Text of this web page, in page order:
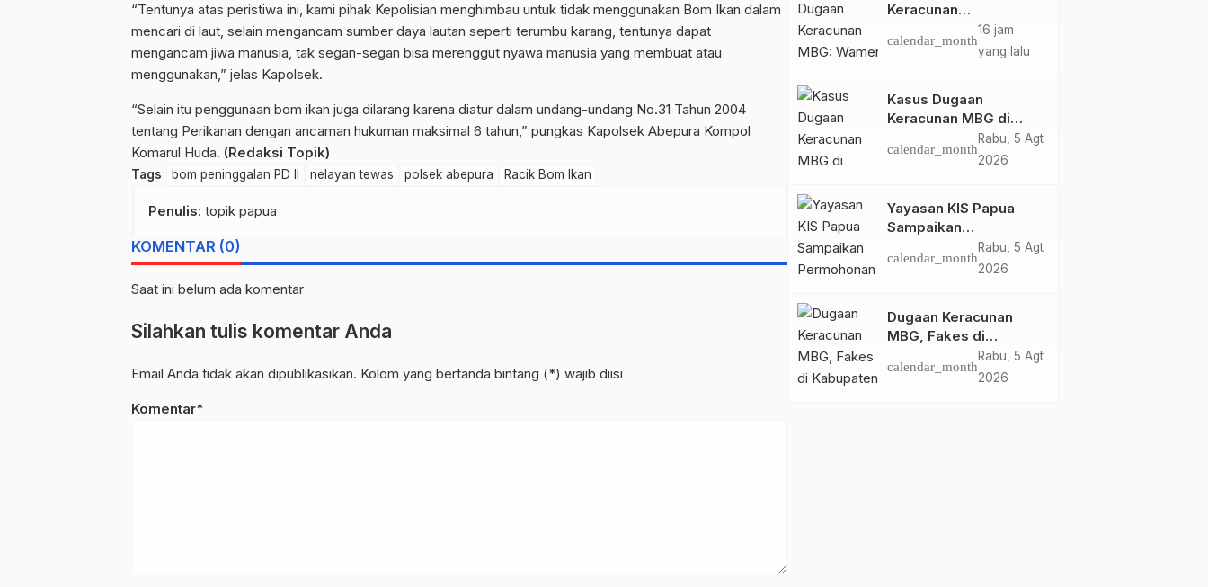
“Tentunya atas peristiwa ini, kami pihak Kepolisian menghimbau untuk tidak menggunakan Bom Ikan dalam
mencari di laut, selain mengancam sumber daya lautan seperti terumbu karang, tentunya dapat
mengancam jiwa manusia, tak segan-segan bisa merenggut nyawa manusia yang membuat atau
menggunakan,” jelas Kapolsek.
“Selain itu penggunaan bom ikan juga dilarang karena diatur dalam undang-undang No.31 Tahun 2004
tentang Perikanan dengan ancaman hukuman maksimal 6 tahun,” pungkas Kapolsek Abepura Kompol
Komarul Huda. (Redaksi Topik)
Tags bom peninggalan PD II nelayan tewas polsek abepura Racik Bom Ikan
Penulis: topik papua
KOMENTAR (0)
Saat ini belum ada komentar
Silahkan tulis komentar Anda
Email Anda tidak akan dipublikasikan. Kolom yang bertanda bintang (*) wajib diisi
Komentar*
Keracunan
MBG: Wamengadri
Kunjungi SPPG
calendar_month
16 jam
yang lalu
Kasus Dugaan
Keracunan MBG di
Kabupaten Jayapura,
Polisi Periksa 30 Orang
calendar_month
Rabu, 5 Agt
2026
Yayasan KIS Papua
Sampaikan
Permohonan Maaf dan
Siap Tanggung Biaya
Depapre
calendar_month
Rabu, 5 Agt
2026
Dugaan Keracunan
MBG, Fakes di
Kabupaten Jayapura
‘Kewalahan’ Layani
calendar_month
Rabu, 5 Agt
2026